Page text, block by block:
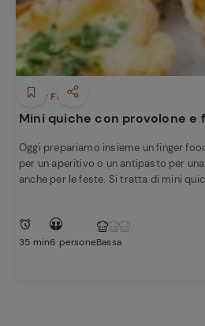
Finger Food
Mini quiche con provolone e
Oggi prepariamo insieme un finger
per un aperitivo o un antipasto per
anche per le feste. Si tratta di mini
35 min6 personeBassa